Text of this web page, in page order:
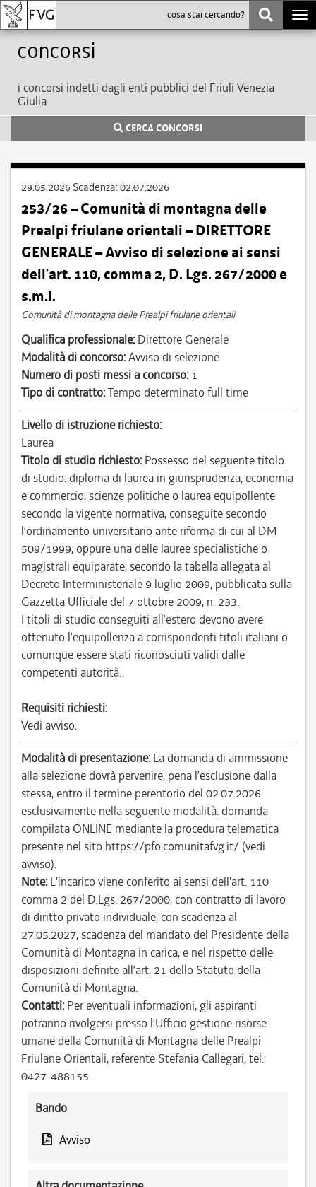
Concorsi
i concorsi indetti dagli enti pubblici del Friuli Venezia
Giulia
CERCA CONCORSI
29.05.2026 Scadenza: 02.07.2026
253/26 – Comunità di montagna delle
Prealpi friulane orientali – DIRETTORE
GENERALE – Avviso di selezione ai sensi
dell’art. 110, comma 2, D. Lgs. 267/2000 e
s.m.i.
Comunità di montagna delle Prealpi friulane orientali
Qualifica professionale: Direttore Generale
Modalità di concorso:Avviso di selezione
Numero di posti messi a concorso: 1
Tipo di contratto:Tempo determinato full time
Livello di istruzione richiesto:
Laurea
Titolo di studio richiesto: Possesso del seguente titolo
di studio: diploma di laurea in giurisprudenza, economia
e commercio, scienze politiche o laurea equipollente
secondo la vigente normativa, conseguite secondo
l’ordinamento universitario ante riforma di cui al DM
509/1999, oppure una delle lauree specialistiche o
magistrali equiparate, secondo la tabella allegata al
Decreto Interministeriale 9 luglio 2009, pubblicata sulla
Gazzetta Ufficiale del 7 ottobre 2009, n. 233.
I titoli di studio conseguiti all’estero devono avere
ottenuto l’equipollenza a corrispondenti titoli italiani o
comunque essere stati riconosciuti validi dalle
competenti autorità.
Requisiti richiesti:
Vedi avviso.
Modalità di presentazione: La domanda di ammissione
alla selezione dovrà pervenire, pena l’esclusione dalla
stessa, entro il termine perentorio del 02.07.2026
esclusivamente nella seguente modalità: domanda
compilata ONLINE mediante la procedura telematica
presente nel sito https://pfo.comunitafvg.it/ (vedi
avviso).
Note: L'incarico viene conferito ai sensi dell'art. 110
comma 2 del D.Lgs. 267/2000, con contratto di lavoro
di diritto privato individuale, con scadenza al
27.05.2027, scadenza del mandato del Presidente della
Comunità di Montagna in carica, e nel rispetto delle
disposizioni definite all’art. 21 dello Statuto della
Comunità di Montagna.
Contatti: Per eventuali informazioni, gli aspiranti
potranno rivolgersi presso l’Ufficio gestione risorse
umane della Comunità di Montagna delle Prealpi
Friulane Orientali, referente Stefania Callegari, tel.:
0427-488155.
Bando
Avviso